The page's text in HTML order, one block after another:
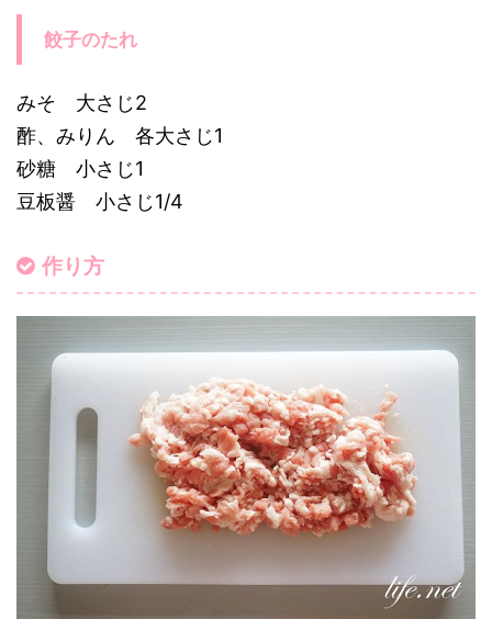
餃子のたれ
みそ 大さじ2
酢、みりん 各大さじ1
砂糖 小さじ1
豆板醤 小さじ1/4
作り方